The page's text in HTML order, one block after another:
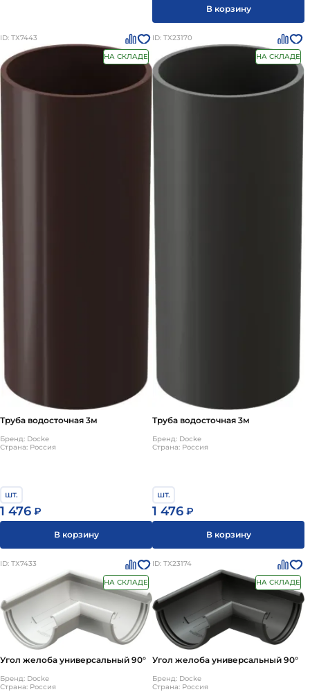
В корзину
ID: ТХ7443
НА СКЛАДЕ
Труба водосточная 3м
Бренд: Docke
Страна: Россия
шт.
1 476 ₽
В корзину
ID: ТХ23170
НА СКЛАДЕ
Труба водосточная 3м
Бренд: Docke
Страна: Россия
шт.
1 476 ₽
В корзину
ID: ТХ7433
НА СКЛАДЕ
Угол желоба универсальный 90°
Бренд: Docke
Страна: Россия
ID: ТХ23174
НА СКЛАДЕ
Угол желоба универсальный 90°
Бренд: Docke
Страна: Россия